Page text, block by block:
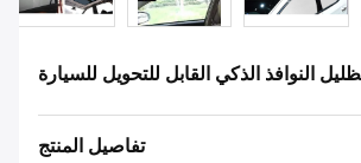
النوافذ الذكي القابل للتحويل للسيارة
تفاصيل المنتج